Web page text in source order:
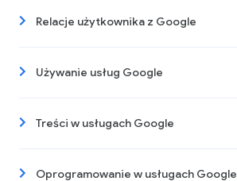
Relacje użytkownika z Google
Używanie usług Google
Treści w usługach Google
Oprogramowanie w usługach Google